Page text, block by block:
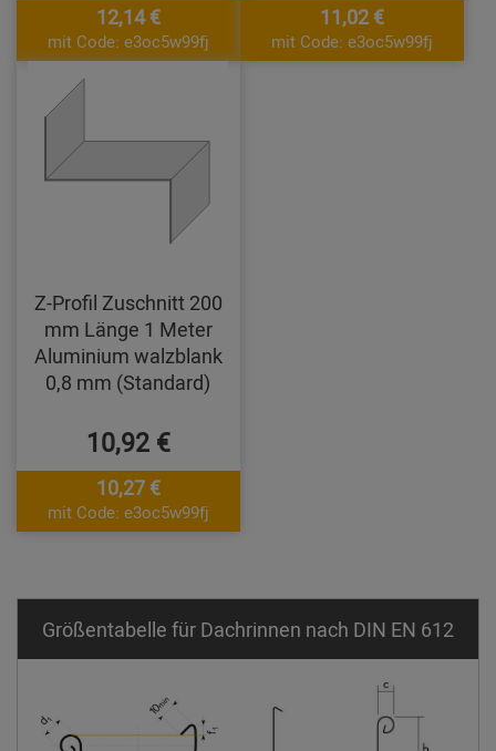
12,14 €
mit Code: e3oc5w99fj
11,02 €
mit Code: e3oc5w99fj
Z-Profil Zuschnitt 200
mm Länge 1 Meter
Aluminium walzblank
0,8 mm (Standard)
10,92 €
10,27 €
mit Code: e3oc5w99fj
Größentabelle für Dachrinnen nach DIN EN 612